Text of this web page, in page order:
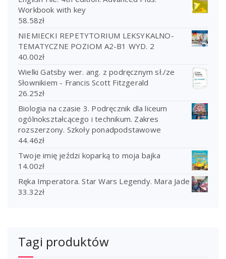
Workbook with key
58.58zł
NIEMIECKI REPETYTORIUM LEKSYKALNO-
TEMATYCZNE POZIOM A2-B1 WYD. 2
40.00zł
Wielki Gatsby wer. ang. z podręcznym sł./ze
Słownikiem - Francis Scott Fitzgerald
26.25zł
Biologia na czasie 3. Podręcznik dla liceum
ogólnokształcącego i technikum. Zakres
rozszerzony. Szkoły ponadpodstawowe
44.46zł
Twoje imię jeździ koparką to moja bajka
14.00zł
Ręka Imperatora. Star Wars Legendy. Mara Jade
33.32zł
Tagi produktów